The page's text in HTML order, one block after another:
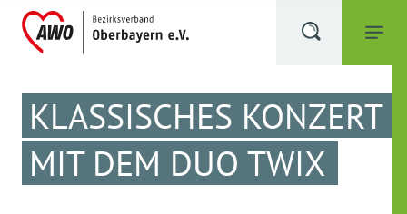
KLASSISCHES KONZERT
MIT DEM DUO TWIX